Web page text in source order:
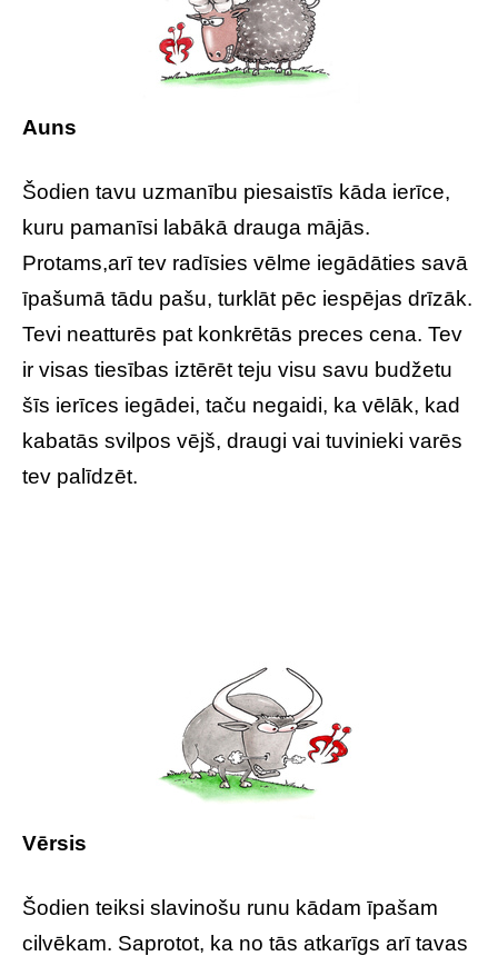
Auns
Šodien tavu uzmanību piesaistīs kāda ierīce,
kuru pamanīsi labākā drauga mājās.
Protams,arī tev radīsies vēlme iegādāties savā
īpašumā tādu pašu, turklāt pēc iespējas drīzāk.
Tevi neatturēs pat konkrētās preces cena. Tev
ir visas tiesības iztērēt teju visu savu budžetu
šīs ierīces iegādei, taču negaidi, ka vēlāk, kad
kabatās svilpos vējš, draugi vai tuvinieki varēs
tev palīdzēt.
Vērsis
Šodien teiksi slavinošu runu kādam īpašam
cilvēkam. Saprotot, ka no tās atkarīgs arī tavas